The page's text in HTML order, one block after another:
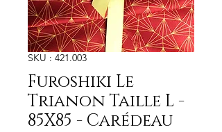
SKU : 421.003
Furoshiki Le
Trianon Taille L -
85X85 - Carédeau